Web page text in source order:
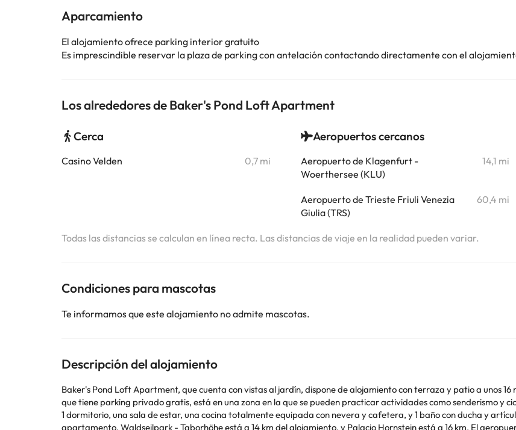
Aparcamiento
El alojamiento ofrece parking interior gratuito
Es imprescindible reservar la plaza de parking con antelación contactando directamente con el
Los alrededores de Baker's Pond Loft Apartment
Cerca
Casino Velden 0,7 mi
Aeropuertos cercanos
Aeropuerto de Klagenfurt -
Woerthersee (KLU)
14,1 mi
Aeropuerto de Trieste Friuli Venezia
Giulia (TRS)
60,4 mi
Todas las distancias se calculan en línea recta. Las distancias de viaje en la realidad pueden variar.
Condiciones para mascotas
Te informamos que este alojamiento no admite mascotas.
Descripción del alojamiento
Baker's Pond Loft Apartment, que cuenta con vistas al jardín, dispone de alojamiento con terraza y patio a unos
que tiene parking privado gratis, está en una zona en la que se pueden practicar actividades como senderismo y ciclismo. Este apartamento con aire acondicionado
1 dormitorio, una sala de estar, una cocina totalmente equipada con nevera y cafetera, y 1 baño con ducha y
apartamento. Waldseilpark - Taborhöhe está a 14 km del alojamiento, y Palacio Hornstein está a 16 km. El